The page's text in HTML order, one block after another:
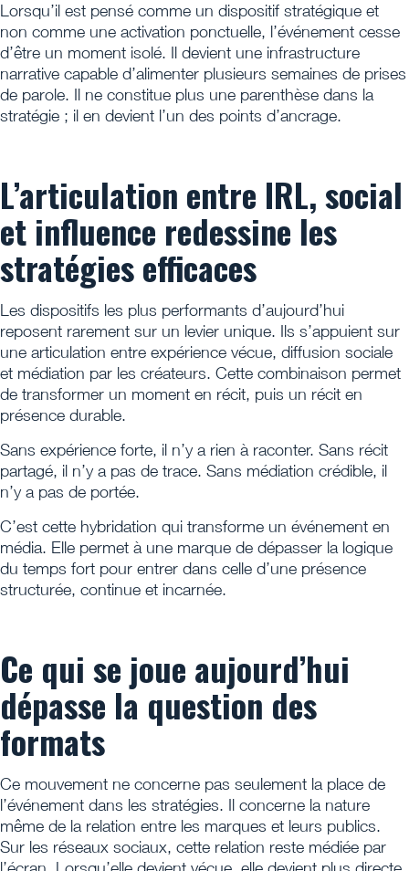
Lorsqu’il est pensé comme un dispositif stratégique et
non comme une activation ponctuelle, l’événement cesse
d’être un moment isolé. Il devient une infrastructure
narrative capable d’alimenter plusieurs semaines de prises
de parole. Il ne constitue plus une parenthèse dans la
stratégie ; il en devient l’un des points d’ancrage.
L’articulation entre IRL, social
et influence redessine les
stratégies efficaces
Les dispositifs les plus performants d’aujourd’hui
reposent rarement sur un levier unique. Ils s’appuient sur
une articulation entre expérience vécue, diffusion sociale
et médiation par les créateurs. Cette combinaison permet
de transformer un moment en récit, puis un récit en
présence durable.
Sans expérience forte, il n’y a rien à raconter. Sans récit
partagé, il n’y a pas de trace. Sans médiation crédible, il
n’y a pas de portée.
C’est cette hybridation qui transforme un événement en
média. Elle permet à une marque de dépasser la logique
du temps fort pour entrer dans celle d’une présence
structurée, continue et incarnée.
Ce qui se joue aujourd’hui
dépasse la question des
formats
Ce mouvement ne concerne pas seulement la place de
l’événement dans les stratégies. Il concerne la nature
même de la relation entre les marques et leurs publics.
Sur les réseaux sociaux, cette relation reste médiée par